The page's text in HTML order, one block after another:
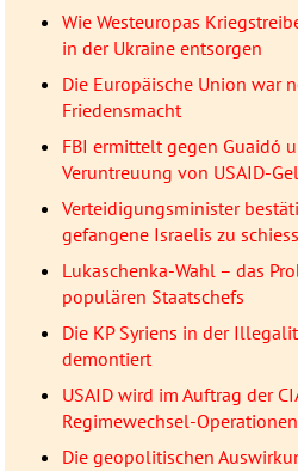
Wie Westeuropas
in der Ukraine entsorgen
Die Europäische Union war
Friedensmacht
FBI ermittelt gegen Guaidó
Veruntreuung von USAID-
Verteidigungsminister
gefangene Israelis zu
Lukaschenka-Wahl – das
populären Staatschefs
Die KP Syriens in der
demontiert
USAID wird im Auftrag der
Regimewechsel-
Die geopolitischen